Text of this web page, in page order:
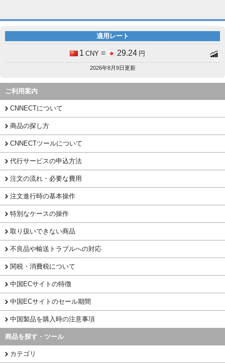
適用レート
1 CNY = 29.24 円
2026年8月9日更新
ご利用案内
CNNECTについて
商品の探し方
CNNECTツールについて
代行サービスの申込方法
注文の流れ・必要な費用
注文進行時の基本操作
特別なケースの操作
取り扱いできない商品
不良品や輸送トラブルへの対応
関税・消費税について
中国ECサイトの特徴
中国ECサイトのセール期間
中国製品を購入時の注意事項
商品を探す・ツール
カテゴリ